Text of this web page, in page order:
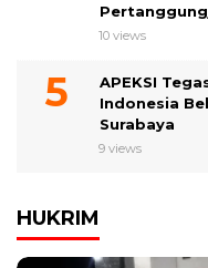
10 views
APEKSI
Indonesia
Surabaya
9 views
HUKRIM